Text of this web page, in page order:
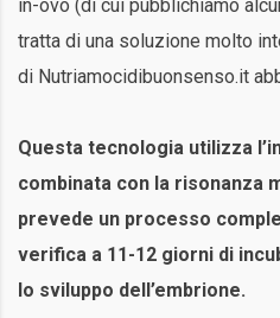
in-ovo (di cui pubblichiamo
tratta di una soluzione molto
di Nutriamocidibuonsenso.it
Questa tecnologia utilizza
combinata con la risonanza
prevede un processo
verifica a 11-12 giorni di
lo sviluppo dell’embrione.